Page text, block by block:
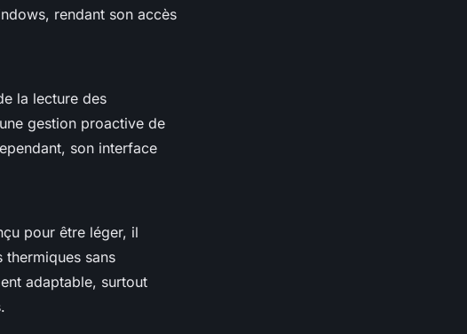
rendant son accès
la lecture des
gestion proactive de
son interface
pour être léger, il
sans
adaptable, surtout